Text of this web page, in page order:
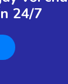
24/7